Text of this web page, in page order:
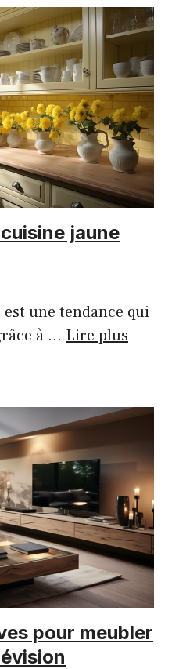
jaune
une tendance qui
à … Lire plus
pour meubler